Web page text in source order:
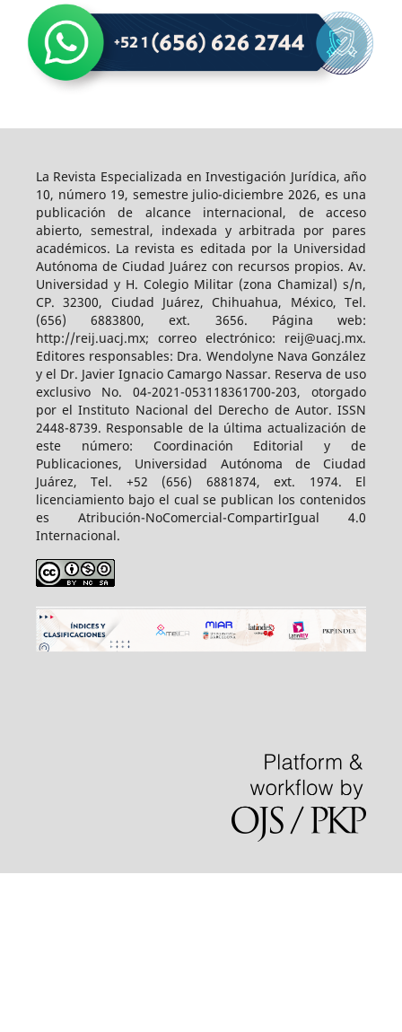
La Revista Especializada en Investigación Jurídica, año
10, número 19, semestre julio-diciembre 2026, es una
publicación de alcance internacional, de acceso
abierto, semestral, indexada y arbitrada por pares
académicos. La revista es editada por la Universidad
Autónoma de Ciudad Juárez con recursos propios. Av.
Universidad y H. Colegio Militar (zona Chamizal) s/n,
CP. 32300, Ciudad Juárez, Chihuahua, México, Tel.
(656) 6883800, ext. 3656. Página web:
http://reij.uacj.mx; correo electrónico: reij@uacj.mx.
Editores responsables: Dra. Wendolyne Nava González
y el Dr. Javier Ignacio Camargo Nassar. Reserva de uso
exclusivo No. 04-2021-053118361700-203, otorgado
por el Instituto Nacional del Derecho de Autor. ISSN
2448-8739. Responsable de la última actualización de
este número: Coordinación Editorial y de
Publicaciones, Universidad Autónoma de Ciudad
Juárez, Tel. +52 (656) 6881874, ext. 1974. El
licenciamiento bajo el cual se publican los contenidos
es Atribución-NoComercial-CompartirIgual 4.0
Internacional.